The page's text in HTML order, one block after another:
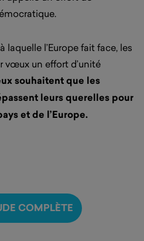
l’Europe fait face, les
vœux un effort d’unité
souhaitent que les
leurs querelles pour
et de l’Europe.
COMPLÈTE